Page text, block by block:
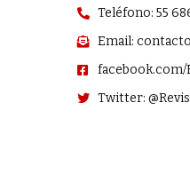
Teléfono: 55
Email:
facebook.com/
Twitter: